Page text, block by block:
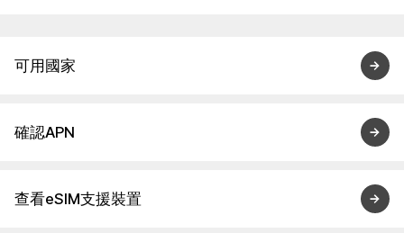
可用國家
確認APN
查看eSIM支援裝置